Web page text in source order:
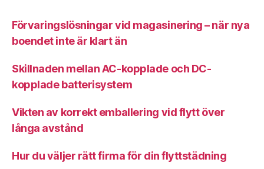
Förvaringslösningar vid magasinering – när nya
boendet inte är klart än
Skillnaden mellan AC-kopplade och DC-
kopplade batterisystem
Vikten av korrekt emballering vid flytt över
långa avstånd
Hur du väljer rätt firma för din flyttstädning